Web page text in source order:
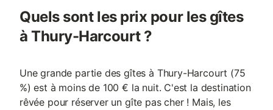
Quels sont les prix pour les gîtes
à Thury-Harcourt ?
Une grande partie des gîtes à Thury-Harcourt (75
%) est à moins de 100 € la nuit. C'est la destination
rêvée pour réserver un gîte pas cher ! Mais, les